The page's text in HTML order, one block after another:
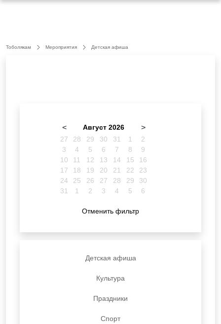
Тоболякам Мероприятия Детская афиша
< Август 2026 >
27 28 29 30 31 1
2
3
4 5 6 7 8
9
10
11 12 13 14 15
16
17
18 19 20 21 22
23
24
25 26 27 28 29
30
31
1 2 3 4 5 6
Отменить фильтр
Детская афиша
Культура
Праздники
Спорт